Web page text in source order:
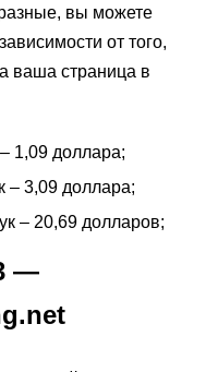
вы можете
от того,
ваша страница в
1,09 доллара;
– 3,09 доллара;
– 20,69 долларов;
—